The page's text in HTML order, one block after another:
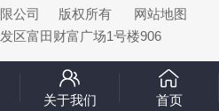
公司 版权所有
网站地图
区富田财富广场1号楼906
关于我们 首页